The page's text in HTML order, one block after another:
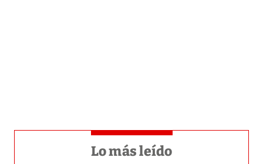
Lo más leído